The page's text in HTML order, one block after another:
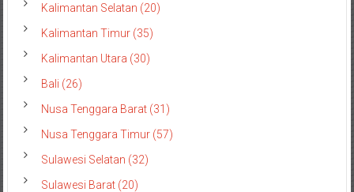
Kalimantan Selatan (20)
Kalimantan Timur (35)
Kalimantan Utara (30)
Bali (26)
Nusa Tenggara Barat (31)
Nusa Tenggara Timur (57)
Sulawesi Selatan (32)
Sulawesi Barat (20)